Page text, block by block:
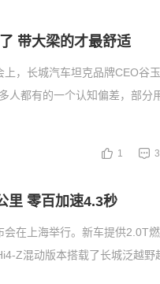
带大梁的才最舒适
，长城汽车坦克品牌CEO谷
人都有的一个认知偏差，部分
1
里 零百加速4.3秒
在上海举行。新车提供2.0T
Z混动版本搭载了长城泛越野